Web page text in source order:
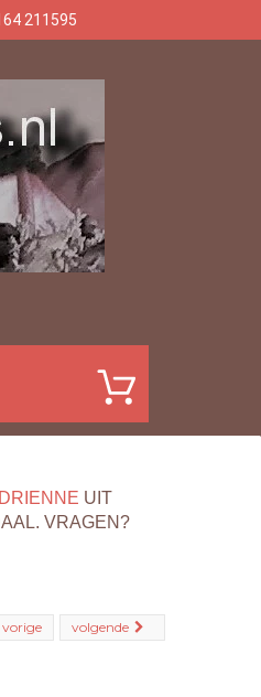
211595
UIT
VRAGEN?
volgende
vorige